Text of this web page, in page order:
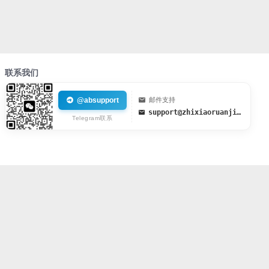
联系我们
@absupport
Telegram联系
邮件支持
support@zhixiaoruanjian.org